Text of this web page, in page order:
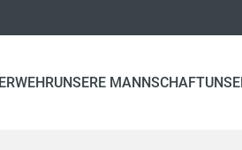
UNSERE MANNSCHAFT